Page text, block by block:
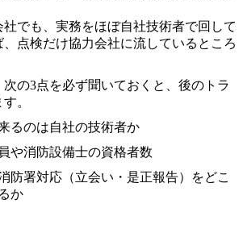
でも、実務をほぼ自社技術者で回して
点検だけ協力会社に流しているところ
の3点を必ず聞いておくと、後のトラ
。
るのは自社の技術者か
や消防設備士の資格者数
防署対応（立会い・是正報告）をどこ
か